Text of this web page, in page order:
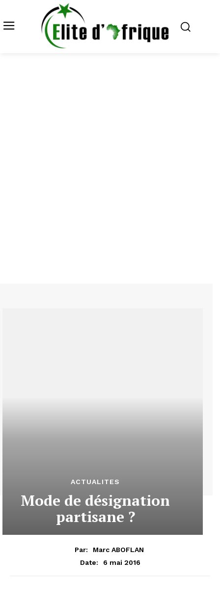
ACTUALITES
Mode de désignation
partisane ?
Par:
Marc ABOFLAN
Date:
6 mai 2016